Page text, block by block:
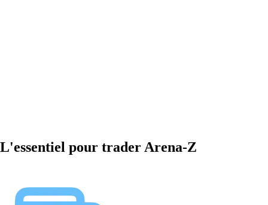
L'essentiel pour trader Arena-Z